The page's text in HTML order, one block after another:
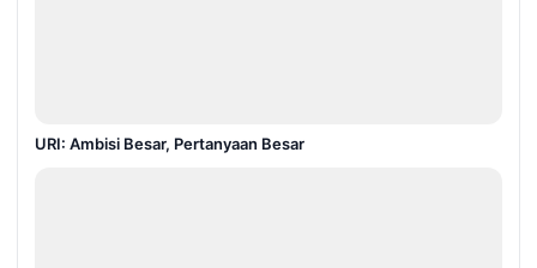
URI: Ambisi Besar, Pertanyaan Besar